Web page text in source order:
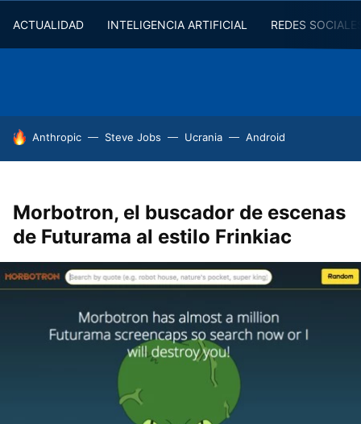
ACTUALIDAD INTELIGENCIA ARTIFICIAL REDES
HOY SE HABLA DE
Anthropic Steve Jobs Ucrania Android
Morbotron, el buscador de escenas
de Futurama al estilo Frinkiac